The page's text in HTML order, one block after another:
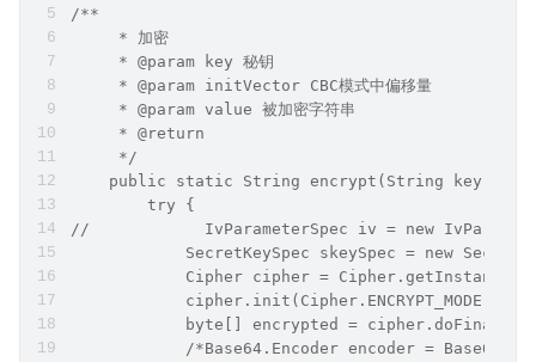
/**
     * 加密
     * @param key 秘钥
     * @param initVector CBC模式中偏移量
     * @param value 被加密字符串
     * @return
     */
public static String encrypt(String key,
        try {
//            IvParameterSpec iv = new
SecretKeySpec skeySpec = new
Cipher cipher =
cipher.init(Cipher.ENCRYPT_MODE,
byte[] encrypted =
/*Base64.Encoder encoder =